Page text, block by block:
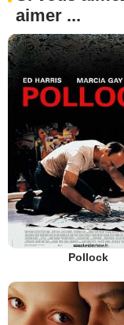
aimer ...
Pollock